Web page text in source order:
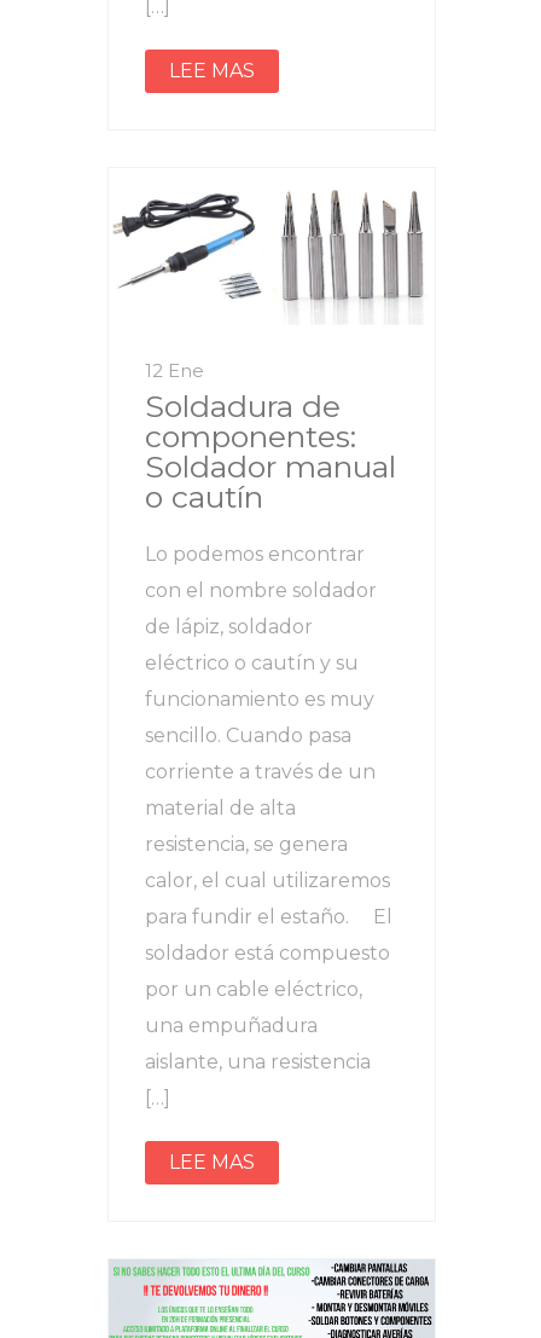
[…]
LEE MAS
12 Ene
Soldadura de
componentes:
Soldador manual
o cautín
Lo podemos encontrar
con el nombre soldador
de lápiz, soldador
eléctrico o cautín y su
funcionamiento es muy
sencillo. Cuando pasa
corriente a través de un
material de alta
resistencia, se genera
calor, el cual utilizaremos
para fundir el estaño. El
soldador está compuesto
por un cable eléctrico,
una empuñadura
aislante, una resistencia
[…]
LEE MAS